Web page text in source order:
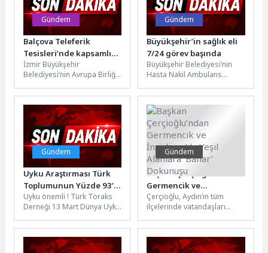
Gündem
Balçova Teleferik
Tesisleri’nde kapsamlı
bakım ve yenileme
çalışması
İzmir Büyükşehir
Belediyesi’nin Avrupa Birliği
veren Balçova Teleferik
Tesisleri’nde, ulusal ve
uluslararası...
Gündem
Büyükşehir’in sağlık eli
7/24 görev başında
Büyükşehir Belediyesi’nin
Hasta Nakil Ambulans
ulaşmakta zorlanan
vatandaşların her daim
yanında oluyor....
Gündem
Uyku Araştırması Türk
Toplumunun Yüzde 93’ü
İyi Uyumuyor
Uyku önemli ! Türk Toraks
Derneği 13 Mart Dünya Uyku
yaptı.nTeknolojik...
Gündem
Başkan Çerçioğlu’ndan
Germencik ve
İncirliova’da Yeşil
Alanlara ‘Bahar’
Dokunuşu
Çerçioğlu, Aydın’ın tüm
ilçelerinde vatandaşları
buluşturmaya devam
ediyor.Aydın Büyükşehir
Belediyesi, tüm ilçelerde...